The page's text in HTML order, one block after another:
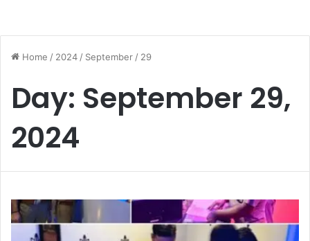
Home / 2024 / September / 29
Day: September 29,
2024